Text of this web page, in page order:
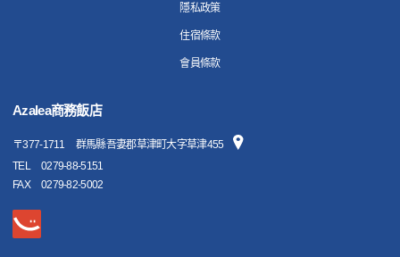
隱私政策
住宿條款
會員條款
Azalea商務飯店
〒377-1711
群馬縣吾妻郡草津町大字草津455
TEL
0279-88-5151
FAX
0279-82-5002